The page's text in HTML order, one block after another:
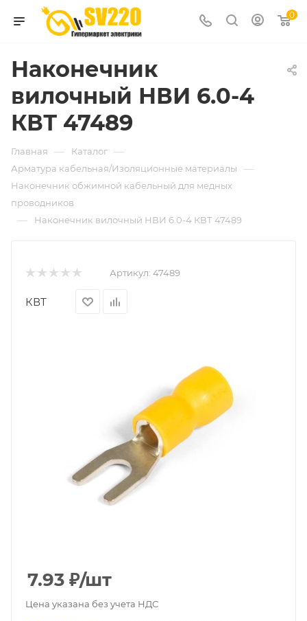
0
Наконечник
вилочный НВИ 6.0-4
КВТ 47489
Главная — Каталог —
Арматура кабельная/Изоляционные материалы —
Наконечник обжимной кабельный для медных
проводников
— Наконечник вилочный НВИ 6.0-4 КВТ 47489
Артикул: 47489
КВТ
7.93 ₽/шт
Цена указана без учета НДС